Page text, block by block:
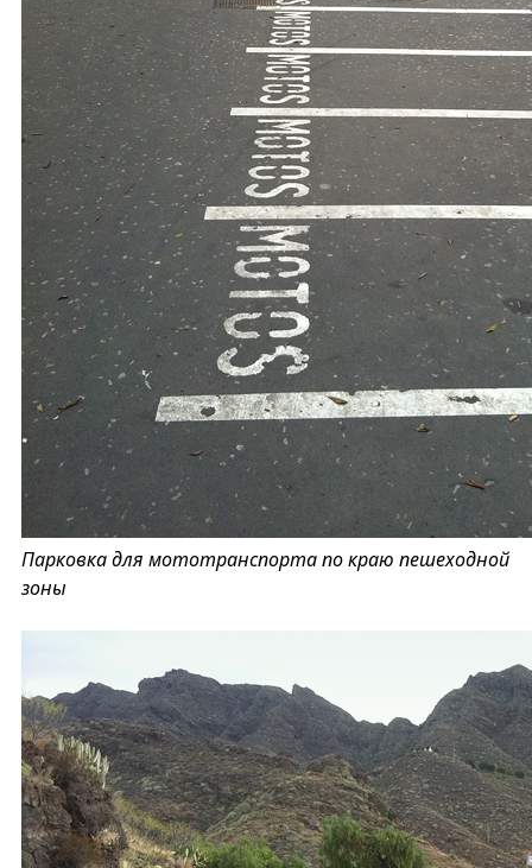
Парковка для мототранспорта по краю пешеходной
зоны